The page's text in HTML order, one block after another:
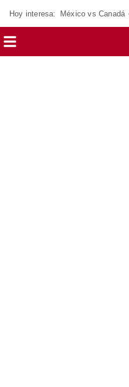
Hoy interesa: México vs Canadá